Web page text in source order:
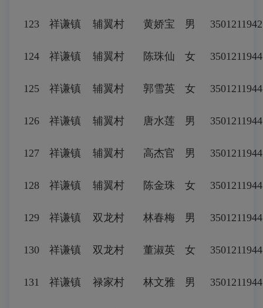
123 祥谦镇 辅翼村 黄娇宝 男
124 祥谦镇 辅翼村 陈珠仙 女
125 祥谦镇 辅翼村 郭雪英 女
126 祥谦镇 辅翼村 唐水莲 男
127 祥谦镇 辅翼村 高杰官 男
128 祥谦镇 辅翼村 陈金珠 女
129 祥谦镇 双龙村 林春梅 男
130 祥谦镇 双龙村 董淑英 女
131 祥谦镇 禄家村 林文雅 男